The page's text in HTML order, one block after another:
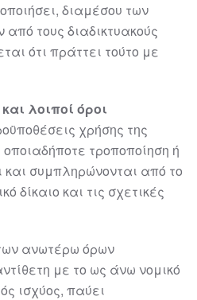
διαμέσου των
τους διαδικτυακούς
ότι πράττει τούτο με
λοιποί όροι
χρήσης της
τροποποίηση ή
και συμπληρώνονται από το
δίκαιο και τις σχετικές
ανωτέρω όρων
με το ως άνω νομικό
ισχύος, παύει